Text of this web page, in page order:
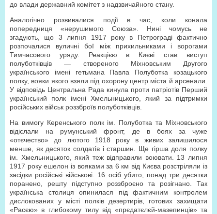
до влади державний комітет з надзвичайного стану.
Аналогічно розвивалися події в час, коли конала
попередниця «нерушимого Союза». Нині чомусь не
згадують, що 3 липня 1917 року в Петрограді фактично
розпочалися вуличні бої між прихильниками і ворогами
Тимчасового уряду. Реакцією в Києві став виступ
полуботківців — створеного Міхновським Другого
українського імені гетьмана Павла Полуботка козацького
полку, вояки якого взяли під охорону центр міста й арсенали.
У відповідь Центральна Рада кинула проти патріотів Перший
український полк імені Хмельницького, який за підтримки
російських військ роззброїв полуботківців.
На вимогу Керенського полк ім. Полуботка та Міхновського
відіслали на румунський фронт, де в боях за чуже
«отєчество» до лютого 1918 року в живих залишилося
менше, як десяток солдатів і старшин. Ще гірша доля полку
ім. Хмельницького, який теж відправили воювати. 13 липня
1917 року ешелон із вояками за 6 км від Києва розстріляли із
засідки російські військові. 16 осіб убито, понад три десятки
поранено, решту підступно роззброєно та розігнано. Так
українська столиця опинилася під фактичним контролем
дислокованих у місті полків дезертирів, готових захищати
«Расєю» в глибокому тилу від «прєдатєлєй-мазепинців» та